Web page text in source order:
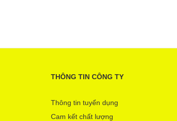
THÔNG TIN CÔNG TY
Thông tin tuyển dụng
Cam kết chất lượng